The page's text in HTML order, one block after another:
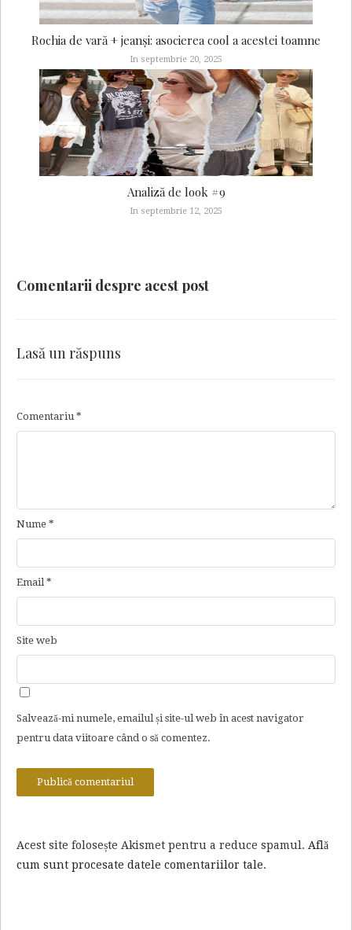
Rochia de vară + jeanși: asocierea cool a acestei toamne
In septembrie 20, 2025
Analiză de look #9
In septembrie 12, 2025
Comentarii despre acest post
Lasă un răspuns
Comentariu *
Nume *
Email*
Site web
Salvează-mi numele, emailul și site-ul web în acest navigator
pentru data viitoare când o să comentez.
Acest site folosește Akismet pentru a reduce spamul. Află
cum sunt procesate datele comentariilor tale.